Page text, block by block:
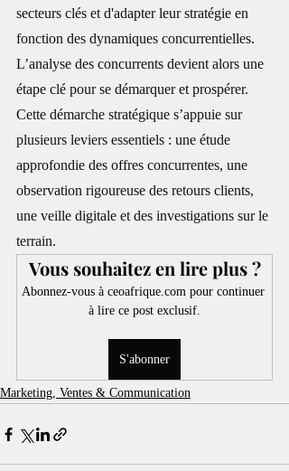
secteurs clés et d'adapter leur stratégie en
fonction des dynamiques concurrentielles.
L’analyse des concurrents devient alors une
étape clé pour se démarquer et prospérer.
Cette démarche stratégique s’appuie sur
plusieurs leviers essentiels : une étude
approfondie des offres concurrentes, une
observation rigoureuse des retours clients,
une veille digitale et des investigations sur le
terrain.
Vous souhaitez en lire plus ?
Abonnez-vous à ceoafrique.com pour continuer
à lire ce post exclusif.
S'abonner
Marketing, Ventes & Communication